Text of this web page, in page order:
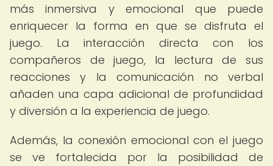
más inmersiva y emocional que puede
enriquecer la forma en que se disfruta el
juego. La interacción directa con los
compañeros de juego, la lectura de sus
reacciones y la comunicación no verbal
añaden una capa adicional de profundidad
y diversión a la experiencia de juego.
Además, la conexión emocional con el juego
se ve fortalecida por la posibilidad de